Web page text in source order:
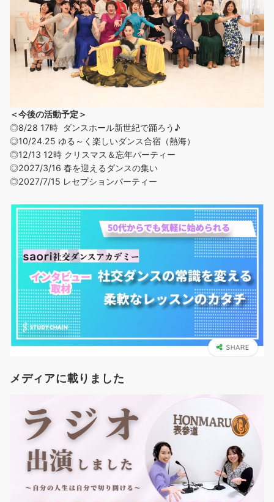
＜今後の活動予定＞
◎8/28 17時 ダンスホール新世紀で踊ろう♪
◎10/24.25 ゆる～く楽しいダンス合宿（熱海）
◎12/13 12時 クリスマス＆忘年パーティー
◎2027/3/16 春を迎えるダンスの集い
◎2027/7/15 レセプションパーティー
メディアに載りました